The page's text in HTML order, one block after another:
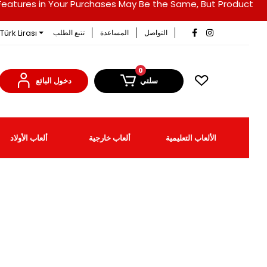
Features in Your Purchases May Be the Same, But Product
Lirası تتبع الطلب المساعدة التواصل
دخول البائع
0
سلتي
ألعاب الأولاد ألعاب خارجية الألعاب التعليمية